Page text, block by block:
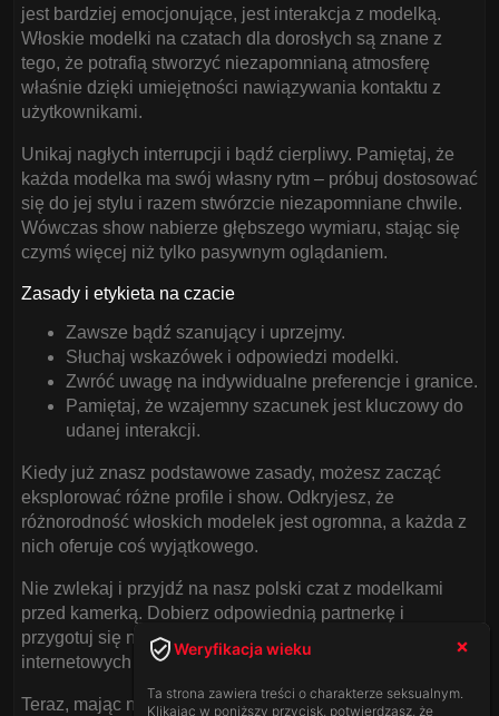
jest bardziej emocjonujące, jest interakcja z modelką.
Włoskie modelki na czatach dla dorosłych są znane z
tego, że potrafią stworzyć niezapomnianą atmosferę
właśnie dzięki umiejętności nawiązywania kontaktu z
użytkownikami.
Unikaj nagłych interrupcji i bądź cierpliwy. Pamiętaj, że
każda modelka ma swój własny rytm – próbuj dostosować
się do jej stylu i razem stwórzcie niezapomniane chwile.
Wówczas show nabierze głębszego wymiaru, stając się
czymś więcej niż tylko pasywnym oglądaniem.
Zasady i etykieta na czacie
Zawsze bądź szanujący i uprzejmy.
Słuchaj wskazówek i odpowiedzi modelki.
Zwróć uwagę na indywidualne preferencje i granice.
Pamiętaj, że wzajemny szacunek jest kluczowy do
udanej interakcji.
Kiedy już znasz podstawowe zasady, możesz zacząć
eksplorować różne profile i show. Odkryjesz, że
różnorodność włoskich modelek jest ogromna, a każda z
nich oferuje coś wyjątkowego.
Nie zwlekaj i przyjdź na nasz polski czat z modelkami
przed kamerką. Dobierz odpowiednią partnerkę i
przygotuj się na podróż przez najgorętsze zakątki
internetowych show dla dorosłych.
Teraz, mając na uwadze wszystkie nasze wskazówki,
Weryfikacja wieku
Ta strona zawiera treści o charakterze seksualnym.
Klikając w poniższy przycisk, potwierdzasz, że